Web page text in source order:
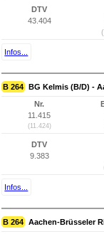
DTV
43.404
Infos...
B 264 BG Kelmis (B/D) -
Nr.
11.415
(11.424)
DTV
9.383
Infos...
B 264 Aachen-Brüsseler